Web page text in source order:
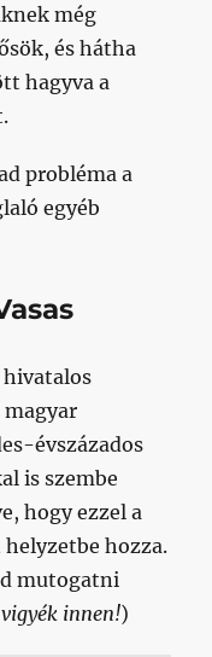
még
és hátha
hagyva a
probléma a
egyéb
magyar
évszázados
is szembe
hogy ezzel a
hozza.
mutogatni
vigyék innen!)